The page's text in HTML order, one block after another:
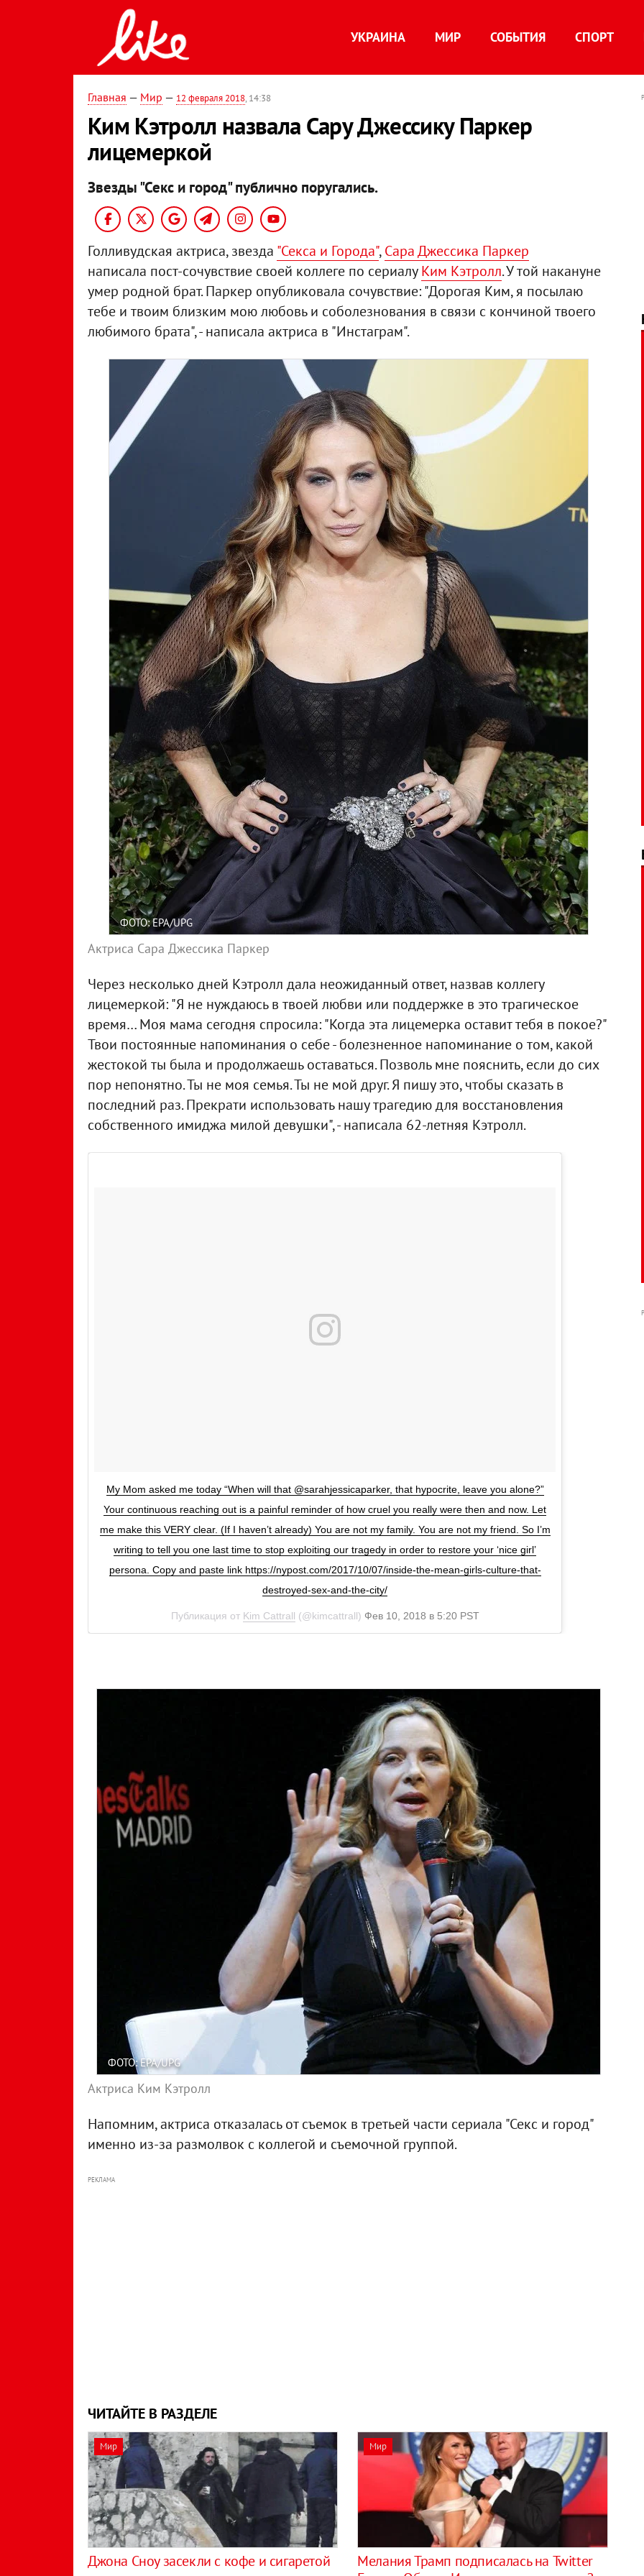
УКРАИНА МИР СОБЫТИЯ СПОРТ
Главная — Мир — 12 февраля 2018, 14:38
Ким Кэтролл назвала Сару Джессику Паркер
лицемеркой
Звезды "Секс и город" публично поругались.
Голливудская актриса, звезда "Секса и Города",Сара Джессика Паркер
написала пост-сочувствие своей коллеге по сериалуКим Кэтролл. У той накануне
умер родной брат. Паркер опубликовала сочувствие: "Дорогая Ким, я посылаю
тебе и твоим близким мою любовь и соболезнования в связи с кончиной твоего
любимого брата", - написала актриса в "Инстаграм".
ФОТО: EPA/UPG
Актриса Сара Джессика Паркер
Через несколько дней Кэтролл дала неожиданный ответ, назвав коллегу
лицемеркой: "Я не нуждаюсь в твоей любви или поддержке в это трагическое
время… Моя мама сегодня спросила: "Когда эта лицемерка оставит тебя в покое?"
Твои постоянные напоминания о себе - болезненное напоминание о том, какой
жестокой ты была и продолжаешь оставаться. Позволь мне пояснить, если до сих
пор непонятно. Ты не моя семья. Ты не мой друг. Я пишу это, чтобы сказать в
последний раз. Прекрати использовать нашу трагедию для восстановления
собственного имиджа милой девушки", - написала 62-летняя Кэтролл.
My Mom asked me today “When will that @sarahjessicaparker, that hypocrite, leave you alone?”
Your continuous reaching out is a painful reminder of how cruel you really were then and now. Let
me make this VERY clear. (If I haven’t already) You are not my family. You are not my friend. So I’m
writing to tell you one last time to stop exploiting our tragedy in order to restore your ‘nice girl’
persona. Copy and paste link https://nypost.com/2017/10/07/inside-the-mean-girls-culture-that-
destroyed-sex-and-the-city/
Публикация от Kim Cattrall (@kimcattrall) Фев 10, 2018 в 5:20 PST
ФОТО: EPA/UPG
Актриса Ким Кэтролл
Напомним, актриса отказалась от съемок в третьей части сериала "Секс и город"
именно из-за размолвок с коллегой и съемочной группой.
РЕКЛАМА
ЧИТАЙТЕ В РАЗДЕЛЕ
Мир
​Джона Сноу засекли c кофе и сигаретой
Мир
Мелания Трамп подписалась на Twitter